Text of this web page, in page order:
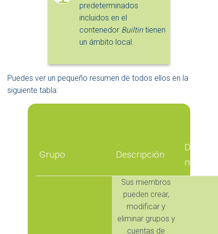
predeterminados
incluidos en el
contenedor Builtintienen
un ámbito local.
Puedes ver un pequeño resumen de todos ellos en la
siguiente tabla:
Grupo Descripción
Sus miembros
pueden crear,
modificar y
eliminar grupos y
cuentas de